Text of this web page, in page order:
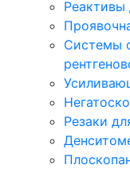
Реактивы
Системы
Резаки